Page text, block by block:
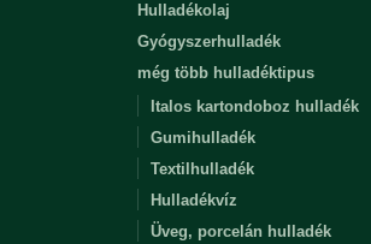
Hulladékolaj
Gyógyszerhulladék
még több hulladéktipus
Italos kartondoboz hulladék
Gumihulladék
Textilhulladék
Hulladékvíz
Üveg, porcelán hulladék